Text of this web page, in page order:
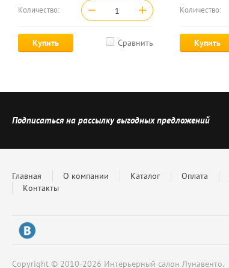
Количество: − +
Купить Сравнить
Количество:
Купить
Подписаться на рассылку выгодных предложений
Главная О компании Каталог Оплата
Контакты
Copyright © 2010-2026 Интерьерный салон Лунавенто.